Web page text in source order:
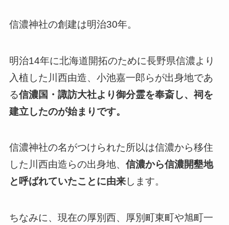
信濃神社の創建は明治30年。
明治14年に北海道開拓のために長野県信濃より
入植した川西由造、小池嘉一郎らが出身地であ
る信濃国・諏訪大社より御分霊を奉斎し、祠を
建立したのが始まりです。
信濃神社の名がつけられた所以は信濃から移住
した川西由造らの出身地、 信濃から信濃開墾地
と呼ばれていたことに由来します。
ちなみに、現在の厚別西、厚別町東町や旭町一